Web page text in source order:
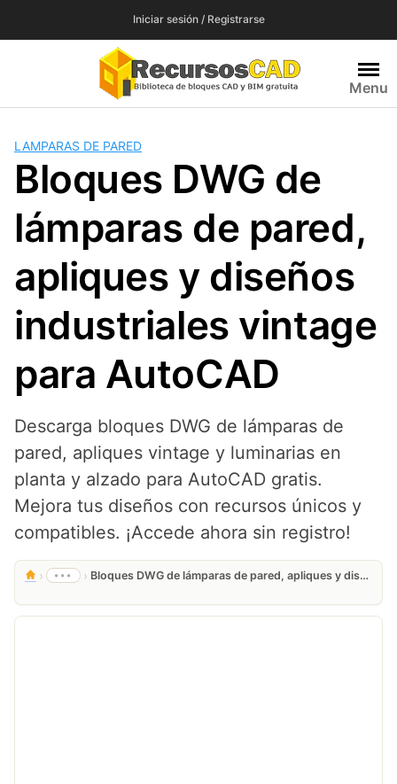
Iniciar sesión / Registrarse
Menu
LAMPARAS DE PARED
Bloques DWG de
lámparas de pared,
apliques y diseños
industriales vintage
para AutoCAD
Descarga bloques DWG de lámparas de
pared, apliques vintage y luminarias en
planta y alzado para AutoCAD gratis.
Mejora tus diseños con recursos únicos y
compatibles. ¡Accede ahora sin registro!
› ••• › Bloques DWG de lámparas de pared, apliques y diseños industriales vintage para AutoCAD